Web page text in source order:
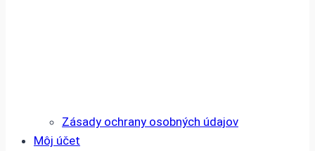
Zásady ochrany osobných údajov
Môj účet